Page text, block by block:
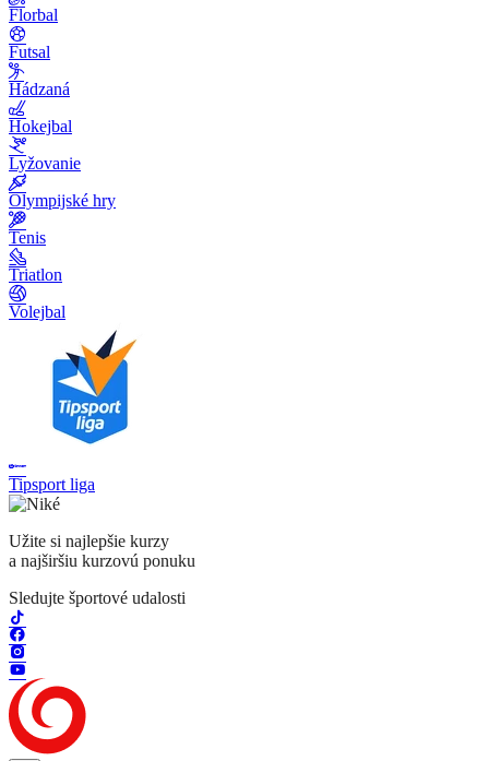
Florbal
Futsal
Hádzaná
Hokejbal
Lyžovanie
Olympijské hry
Tenis
Triatlon
Volejbal
Tipsport liga
Užite si najlepšie kurzy
a najširšiu kurzovú ponuku
Sledujte športové udalosti